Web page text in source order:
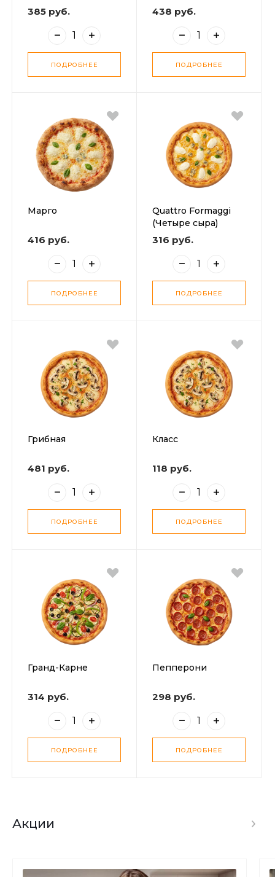
385 руб.
ПОДРОБНЕЕ
438 руб.
ПОДРОБНЕЕ
Марго
416 руб.
ПОДРОБНЕЕ
Quattro Formaggi
(Четыре сыра)
316 руб.
ПОДРОБНЕЕ
Грибная
481 руб.
ПОДРОБНЕЕ
Класс
118 руб.
ПОДРОБНЕЕ
Гранд-Карне
314 руб.
ПОДРОБНЕЕ
Пепперони
298 руб.
ПОДРОБНЕЕ
Акции